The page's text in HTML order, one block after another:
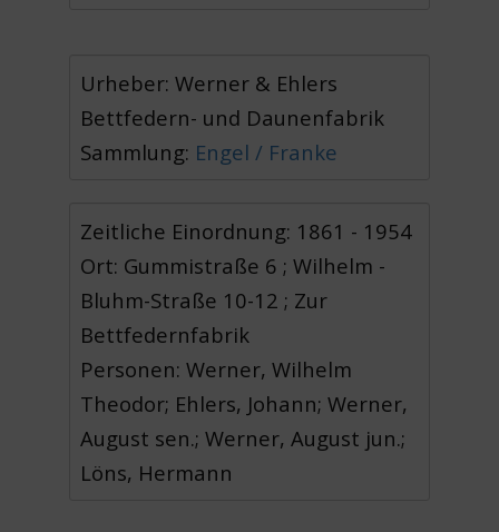
Urheber: Werner & Ehlers
Bettfedern- und Daunenfabrik
Sammlung: Engel / Franke
Zeitliche Einordnung: 1861 - 1954
Ort: Gummistraße 6 ; Wilhelm -
Bluhm-Straße 10-12 ; Zur
Bettfedernfabrik
Personen: Werner, Wilhelm
Theodor; Ehlers, Johann; Werner,
August sen.; Werner, August jun.;
Löns, Hermann